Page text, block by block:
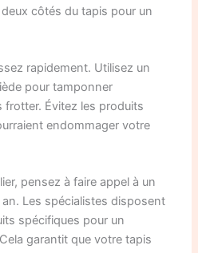
côtés du tapis pour un
rapidement. Utilisez un
pour tamponner
frotter. Évitez les produits
endommager votre
pensez à faire appel à un
Les spécialistes disposent
spécifiques pour un
garantit que votre tapis